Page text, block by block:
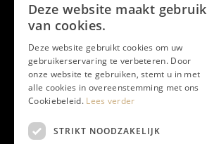
Deze website maakt gebruik
van cookies.
Deze website gebruikt cookies om uw
gebruikerservaring te verbeteren. Door
onze website te gebruiken, stemt u in met
alle cookies in overeenstemming met ons
Cookiebeleid. Lees verder
STRIKT NOODZAKELIJK